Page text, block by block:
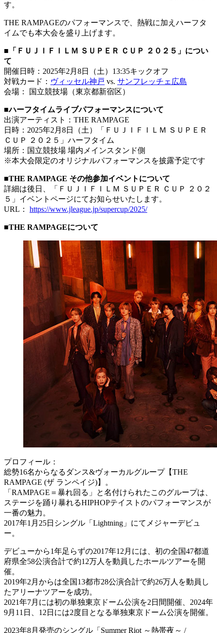
す。
THE RAMPAGEのパフォーマンスで、熱戦に加えハーフタ
イムでも本大会を盛り上げます。
■「ＦＵＪＩＦＩＬＭ ＳＵＰＥＲ ＣＵＰ ２０２５」につい
て
開催日時：2025年2月8日（土）13:35キックオフ
対戦カード： ヴィッセル神戸 vs. サンフレッチェ広島
会場： 国立競技場（東京都新宿区）
■ハーフタイムライブパフォーマンスについて
出演アーティスト：THE RAMPAGE
日時：2025年2月8日（土）「ＦＵＪＩＦＩＬＭ ＳＵＰＥＲ
ＣＵＰ ２０２５」ハーフタイム
場所：国立競技場 場内メインスタンド側
※本大会限定のオリジナルパフォーマンスを披露予定です
■THE RAMPAGE その他参加イベントについて
詳細は後日、「ＦＵＪＩＦＩＬＭ ＳＵＰＥＲ ＣＵＰ ２０２
５」イベントページにてお知らせいたします。
URL： https://www.jleague.jp/supercup/2025/
■THE RAMPAGEについて
プロフィール：
総勢16名からなるダンス&ヴォーカルグループ【THE
RAMPAGE (ザ ランペイジ)】。
「RAMPAGE＝暴れ回る」と名付けられたこのグループは、
ステージを踊り暴れるHIPHOPテイストのパフォーマンスが
一番の魅力。
2017年1月25日シングル「Lightning」にてメジャーデビュ
ー。
デビューから1年足らずの2017年12月には、初の全国47都道
府県全58公演合計で約12万人を動員したホールツアーを開
催。
2019年2月からは全国13都市28公演合計で約26万人を動員し
たアリーナツアーを成功。
2021年7月には初の単独東京ドーム公演を2日間開催、2024年
9月11日、12日には2度目となる単独東京ドーム公演を開催。
2023年8月発売のシングル「Summer Riot ～熱帯夜～ /